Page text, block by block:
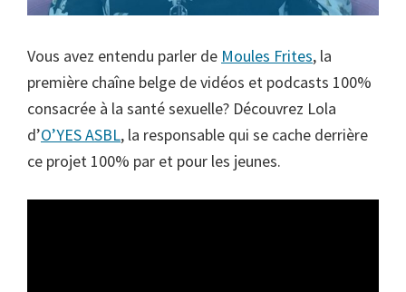
Vous avez entendu parler de Moules Frites, la
première chaîne belge de vidéos et podcasts 100%
consacrée à la santé sexuelle? Découvrez Lola
d’O’YES ASBL, la responsable qui se cache derrière
ce projet 100% par et pour les jeunes.